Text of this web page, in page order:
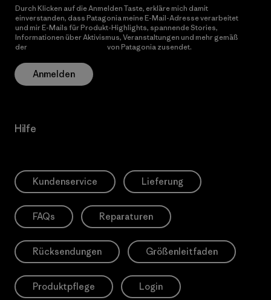
Durch Klicken auf die Anmelden Taste, erkläre mich damit
einverstanden, dass Patagonia meine E-Mail-Adresse verarbeitet
und mir E-Mails für Produkt-Highlights, spannende Stories,
Informationen über Aktivismus, Veranstaltungen und mehr gemäß
der
von Patagonia zusendet.
Anmelden
Hilfe
Kundenservice Lieferung
FAQs Reparaturen
Rücksendungen Größenleitfaden
Produktpflege Login